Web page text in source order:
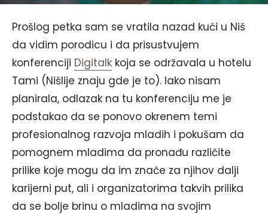
Prošlog petka sam se vratila nazad kući u Niš
da vidim porodicu i da prisustvujem
konferenciji Digitalk koja se održavala u hotelu
Tami (Nišlije znaju gde je to). Iako nisam
planirala, odlazak na tu konferenciju me je
podstakao da se ponovo okrenem temi
profesionalnog razvoja mladih i pokušam da
pomognem mladima da pronađu različite
prilike koje mogu da im znače za njihov dalji
karijerni put, ali i organizatorima takvih prilika
da se bolje brinu o mladima na svojim